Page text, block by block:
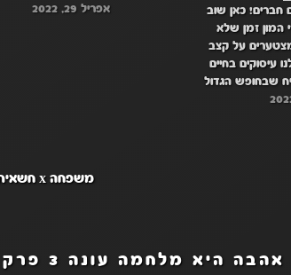
כאן שוב
המון זמן שלא
על קצב
עיסוקים בחיים
שבחופש הגדול
בקיץ ושיקימורי,
אפריל 29, 2022
משפחה x חשאית פרק 9
היא מלחמה עונה 3 פרק 8